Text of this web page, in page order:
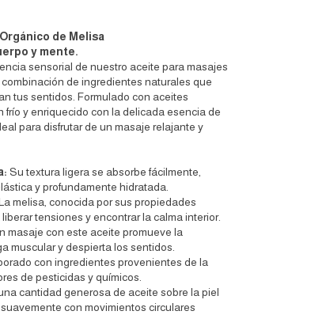
de Melisa
y mente.
sensorial de nuestro aceite para masajes
de ingredientes naturales que
tus sentidos. Formulado con aceites
frío y enriquecido con la delicada esencia de
para disfrutar de un masaje relajante y
Su textura ligera se absorbe fácilmente,
y profundamente hidratada.
melisa, conocida por sus propiedades
tensiones y encontrar la calma interior.
masaje con este aceite promueve la
muscular y despierta los sentidos.
con ingredientes provenientes de la
de pesticidas y químicos.
cantidad generosa de aceite sobre la piel
con movimientos circulares